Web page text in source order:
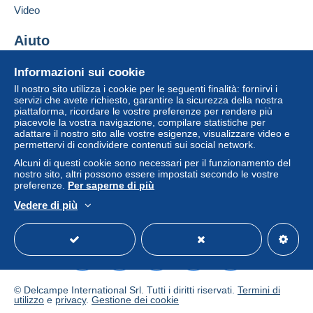
Pagamento con:
Lettera (formato normale/piccolo)
2,50 €
Lettera tracciata (lettera normale/piccola)
4,00 €
Lettera raccomandata (formato normale/piccolo)
e assicurata (con tracciamento)
essere un utente registrato ed
Login
Registr
ati
Condizioni di pagamento:
Delcampe. In base a quanto offerto dal venditore, è
Aggiungere questo venditore ai preferiti
Informazioni sui cookie
Il nostro sito utilizza i cookie per le seguenti finalità: fornirvi i
servizi che avete richiesto, garantire la sicurezza della nostra
piattaforma, ricordare le vostre preferenze per rendere più
piacevole la vostra navigazione, compilare statistiche per
adattare il nostro sito alle vostre esigenze, visualizzare video e
permettervi di condividere contenuti sui social network.
Alcuni di questi cookie sono necessari per il funzionamento del
nostro sito, altri possono essere impostati secondo le vostre
preferenze. Per saperne di più
Vedere di più
Video
Aiuto
Acquistare su Delcampe
Vendere su Delcampe
Un sito sicuro
© Delcampe International Srl. Tutti i diritti riservati. Termini di
utilizzo e privacy. Gestione dei cookie